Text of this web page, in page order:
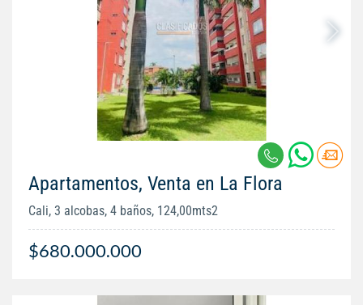
Apartamentos, Venta en La Flora
Cali, 3 alcobas, 4 baños, 124,00mts2
$680.000.000